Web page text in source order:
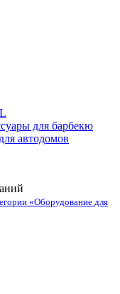
для барбекю
автодомов
«Оборудование для